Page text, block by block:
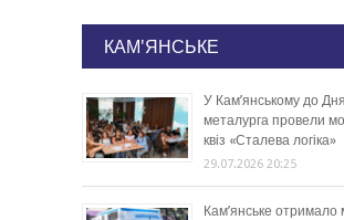
КАМ'ЯНСЬКЕ
У Кам’янському до Дня
металурга провели
квіз «Сталева логіка»
29.07.2026 20:25
Кам’янське отримало